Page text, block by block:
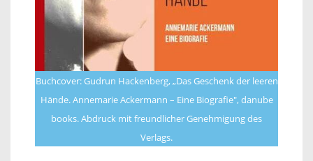
Buchcover: Gudrun Hackenberg, „Das Geschenk der leeren
Hände. Annemarie Ackermann – Eine Biografie", danube
books. Abdruck mit freundlicher Genehmigung des
Verlags.